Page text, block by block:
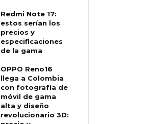
Redmi Note 17:
estos serían los
precios y
especificaciones
de la gama
OPPO Reno16
llega a Colombia
con fotografía de
móvil de gama
alta y diseño
revolucionario 3D: